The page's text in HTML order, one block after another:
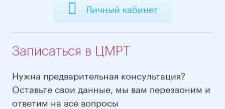
Личный кабинет
Записаться в ЦМРТ
Нужна предварительная консультация?
Оставьте свои данные, мы вам перезвоним и
ответим на все вопросы